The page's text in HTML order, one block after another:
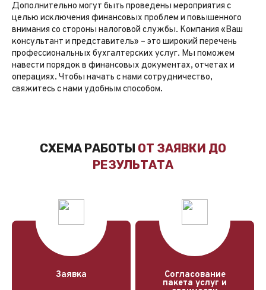
Дополнительно могут быть проведены мероприятия с
целью исключения финансовых проблем и повышенного
внимания со стороны налоговой службы. Компания «Ваш
консультант и представитель» – это широкий перечень
профессиональных бухгалтерских услуг. Мы поможем
навести порядок в финансовых документах, отчетах и
операциях. Чтобы начать с нами сотрудничество,
свяжитесь с нами удобным способом.
СХЕМА РАБОТЫ ОТ ЗАЯВКИ ДО
РЕЗУЛЬТАТА
Заявка Согласование
пакета услуг и